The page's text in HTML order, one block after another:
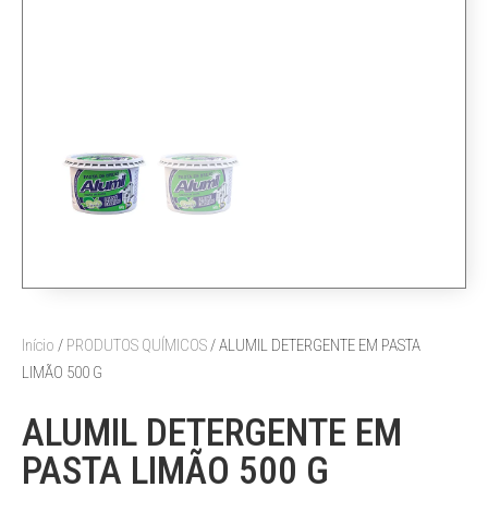
Início / PRODUTOS QUÍMICOS/ ALUMIL DETERGENTE EM PASTA
LIMÃO 500 G
ALUMIL DETERGENTE EM
PASTA LIMÃO 500 G